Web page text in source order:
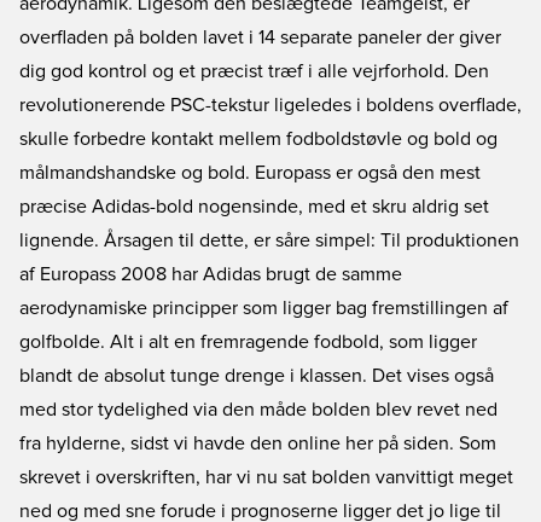
overfladen på bolden lavet i 14 separate paneler der giver
dig god kontrol og et præcist træf i alle vejrforhold. Den
revolutionerende PSC-tekstur ligeledes i boldens overflade,
skulle forbedre kontakt mellem fodboldstøvle og bold og
målmandshandske og bold. Europass er også den mest
præcise Adidas-bold nogensinde, med et skru aldrig set
lignende. Årsagen til dette, er såre simpel: Til produktionen
af Europass 2008 har Adidas brugt de samme
aerodynamiske principper som ligger bag fremstillingen af
golfbolde. Alt i alt en fremragende fodbold, som ligger
blandt de absolut tunge drenge i klassen. Det vises også
med stor tydelighed via den måde bolden blev revet ned
fra hylderne, sidst vi havde den online her på siden. Som
skrevet i overskriften, har vi nu sat bolden vanvittigt meget
ned og med sne forude i prognoserne ligger det jo lige til